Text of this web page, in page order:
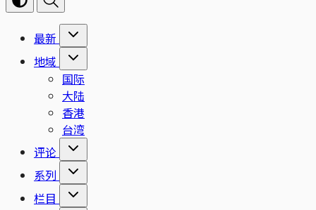
最新
地域
国际
大陆
香港
台湾
评论
系列
栏目